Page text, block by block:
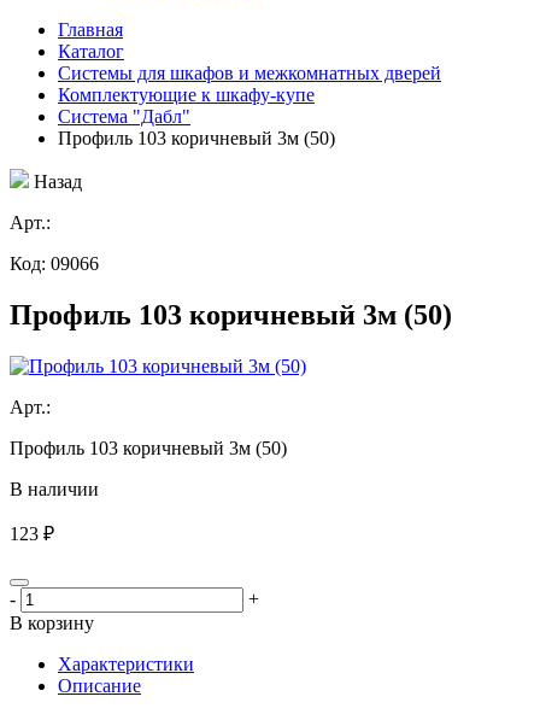
Главная
Каталог
Системы для шкафов и межкомнатных дверей
Комплектующие к шкафу-купе
Система "Дабл"
Профиль 103 коричневый 3м (50)
Назад
Aрт.:
Код: 09066
Профиль 103 коричневый 3м (50)
Aрт.:
Профиль 103 коричневый 3м (50)
В наличии
123 ₽
-
+
В корзину
Характеристики
Описание